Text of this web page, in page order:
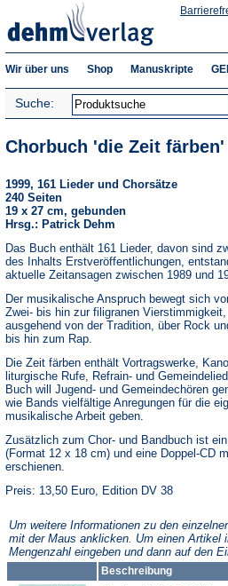
Wir über uns Shop Manuskripte
Suche:
Chorbuch 'die Zeit färben'
1999, 161 Lieder und Chorsätze
240 Seiten
19 x 27 cm, gebunden
Hrsg.: Patrick Dehm
Das Buch enthält 161 Lieder, davon sind
des Inhalts Erstveröffentlichungen,
aktuelle Zeitansagen zwischen 1989 und
Der musikalische Anspruch bewegt sich
Zwei- bis hin zur filigranen Vierstimmigkeit,
ausgehend von der Tradition, über Rock
bis hin zum Rap.
Die Zeit färben enthält Vortragswerke,
liturgische Rufe, Refrain- und
Buch will Jugend- und Gemeindechören
wie Bands vielfältige Anregungen für die
musikalische Arbeit geben.
Zusätzlich zum Chor- und Bandbuch ist
(Format 12 x 18 cm) und eine Doppel-CD
erschienen.
Preis: 13,50 Euro, Edition DV 38
Um weitere Informationen zu den
mit der Maus anklicken. Um einen Artikel
Mengenzahl eingeben und dann auf den
Beschreibung